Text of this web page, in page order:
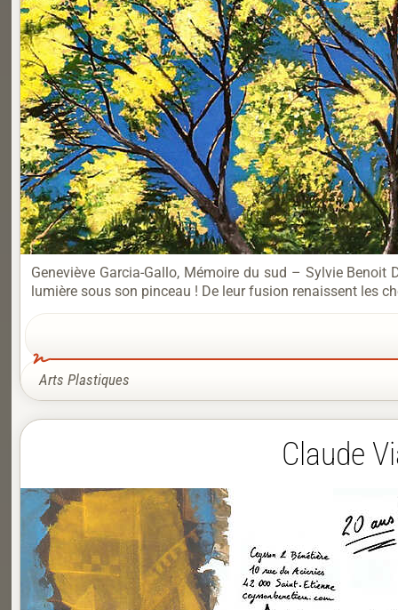
Geneviève Garcia-Gallo, Mémoire du sud – Sylvie
lumière sous son pinceau ! De leur fusion renaissent les
Arts Plastiques
Claude